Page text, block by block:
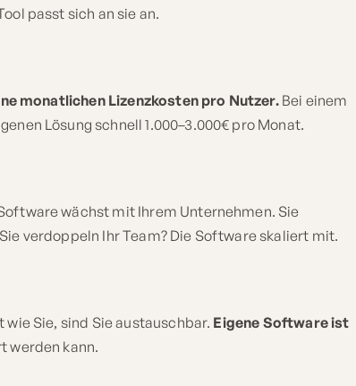
passt sich an sie an.
monatlichen Lizenzkosten pro Nutzer.Bei einem
Lösung schnell 1.000–3.000€ pro Monat.
wächst mit Ihrem Unternehmen. Sie
verdoppeln Ihr Team? Die Software skaliert mit.
wie Sie, sind Sie austauschbar. Eigene Software ist
werden kann.